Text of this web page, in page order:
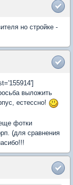
но стройке -
выложить
естессно!
фотки
(для сравнения